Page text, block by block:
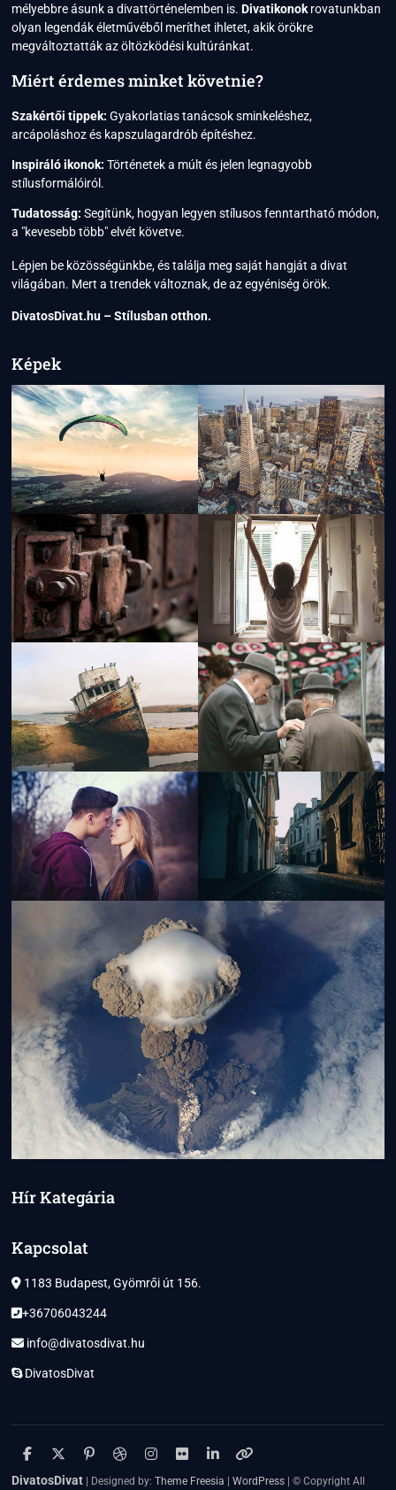
mélyebbre ásunk a divattörténelemben is.Divatikonok rovatunkban
olyan legendák életművéből meríthet ihletet, akik örökre
megváltoztatták az öltözködési kultúránkat.
Miért érdemes minket követnie?
Szakértői tippek: Gyakorlatias tanácsok sminkeléshez,
arcápoláshoz és kapszulagardrób építéshez.
Inspiráló ikonok: Történetek a múlt és jelen legnagyobb
stílusformálóiról.
Tudatosság: Segítünk, hogyan legyen stílusos fenntartható módon,
a "kevesebb több" elvét követve.
Lépjen be közösségünkbe, és találja meg saját hangját a divat
világában. Mert a trendek változnak, de az egyéniség örök.
DivatosDivat.hu – Stílusban otthon.
Képek
Hír Kategária
Kapcsolat
1183 Budapest, Gyömrői út 156.
+36706043244
info@divatosdivat.hu
DivatosDivat
facebook
twitter
pinterest
dribbble
instagram
flickrlinkedin
themefreesia
DivatosDivat | Designed by:Theme Freesia |WordPress | © Copyright All